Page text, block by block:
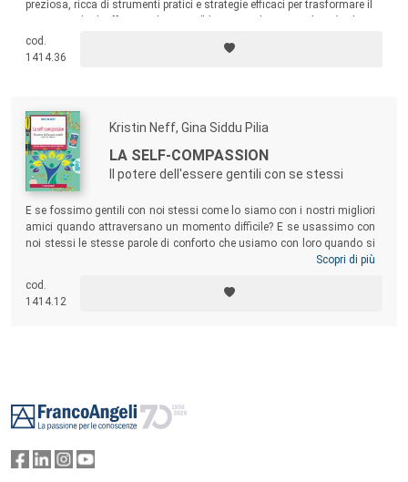
preziosa, ricca di strumenti pratici e strategie efficaci per trasformare il
Acceptance
cod.
1414.36
Kristin Neff, Gina Siddu Pilia
LA SELF-COMPASSION
Il potere dell'essere gentili con se stessi
E se fossimo gentili con noi stessi come lo siamo con i nostri migliori
amici quando attraversano un momento difficile? E se usassimo con
noi stessi le stesse parole di conforto che usiamo con loro quando si
tormentano dai sensi di colpa per aver commesso uno sbaglio?
pratici e un grande senso dell’umorismo, l’autrice spiega come uscire
da emozioni distruttive per poter essere più felici e sani.
Scopri di più
cod.
1414.12